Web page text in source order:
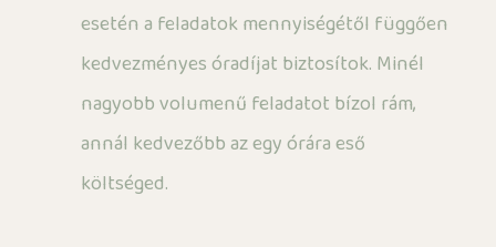
esetén a feladatok mennyiségétől függően
kedvezményes óradíjat biztosítok. Minél
nagyobb volumenű feladatot bízol rám,
annál kedvezőbb az egy órára eső
költséged.